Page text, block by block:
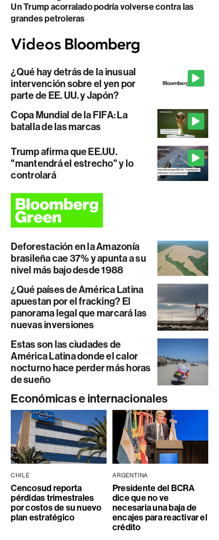
Un Trump acorralado podría volverse contra las
grandes petroleras
¿Qué hay detrás de la inusual
intervención sobre el yen por
parte de EE. UU. y Japón?
Copa Mundial de la FIFA: La
batalla de las marcas
Trump afirma que EE.UU.
"mantendrá el estrecho" y lo
controlará
Deforestación en la Amazonía
brasileña cae 37% y apunta a su
nivel más bajo desde 1988
¿Qué países de América Latina
apuestan por el fracking? El
panorama legal que marcará las
nuevas inversiones
Estas son las ciudades de
América Latina donde el calor
nocturno hace perder más horas
de sueño
Económicas e internacionales
CHILE
Cencosud reporta
pérdidas trimestrales
por costos de su nuevo
plan estratégico
ARGENTINA
Presidente del BCRA
dice que no ve
necesaria una baja de
encajes para reactivar el
crédito